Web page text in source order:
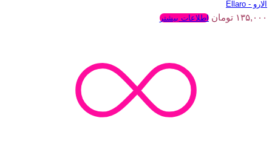
الارو - Ellaro
۱۳۵,۰۰۰ تومان اطلاعات بیشتر